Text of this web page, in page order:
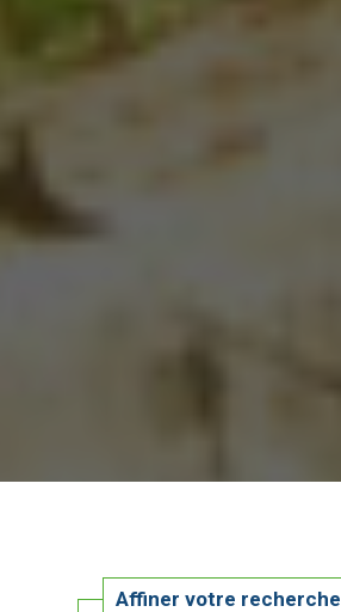
Affiner votre recherche